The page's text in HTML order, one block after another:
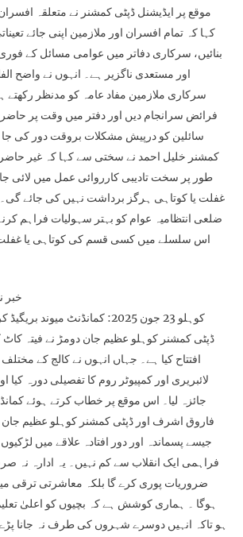
موقع پر ایڈیشنل ڈپٹی کمشنر نے متعلقہ
کہا کہ تمام افسران اور ملازمین اپنی جائے
بنائیں، سرکاری دفاتر میں عوامی مسائل کے
اور مستعدی ناگزیر ہے۔ انہوں نے واضح
سرکاری ملازمین مفاد عامہ کو مدنظر رکھتے
فرائض سرانجام دیں اور دفتر میں وقت پر حاضری
سائلین کو درپیش مشکلات بروقت دور کی جا
کمشنر خلیل احمد نے سختی سے کہا کہ غیر
طور پر سخت تادیبی کارروائی عمل میں لائی
غفلت یا کوتاہی ہرگز برداشت نہیں کی جائے گی۔
ضلعی انتظامیہ عوام کو بہتر سہولیات فراہم
اس سلسلے میں کسی قسم کی کوتاہی یا غفلت
خبر
کوہلو 23 جون 2025: کمانڈنٹ
ڈپٹی کمشنر کوہلو عظیم جان دومڑ نے فیتہ کاٹ
افتتاح کیا ہے۔ جہاں انہوں نے کالج کے
لائبریری اور کمپیوٹر روم کا تفصیلی دورہ کیا
جائزہ لیا۔ اس موقع پر خطاب کرتے ہوئے
فاروق اشرف اور ڈپٹی کمشنر کوہلو عظیم جان
جیسے پسماندہ اور دور افتادہ علاقے میں
فراہمی ایک انقلاب سے کم نہیں۔ یہ ادارہ نہ
ضروریات پوری کرے گا بلکہ معاشرتی ترقی
ہوگا ۔ ہماری کوشش ہے کہ بچیوں کو اعلیٰ
ہو تاکہ انہیں دوسرے شہروں کی طرف نہ جانا